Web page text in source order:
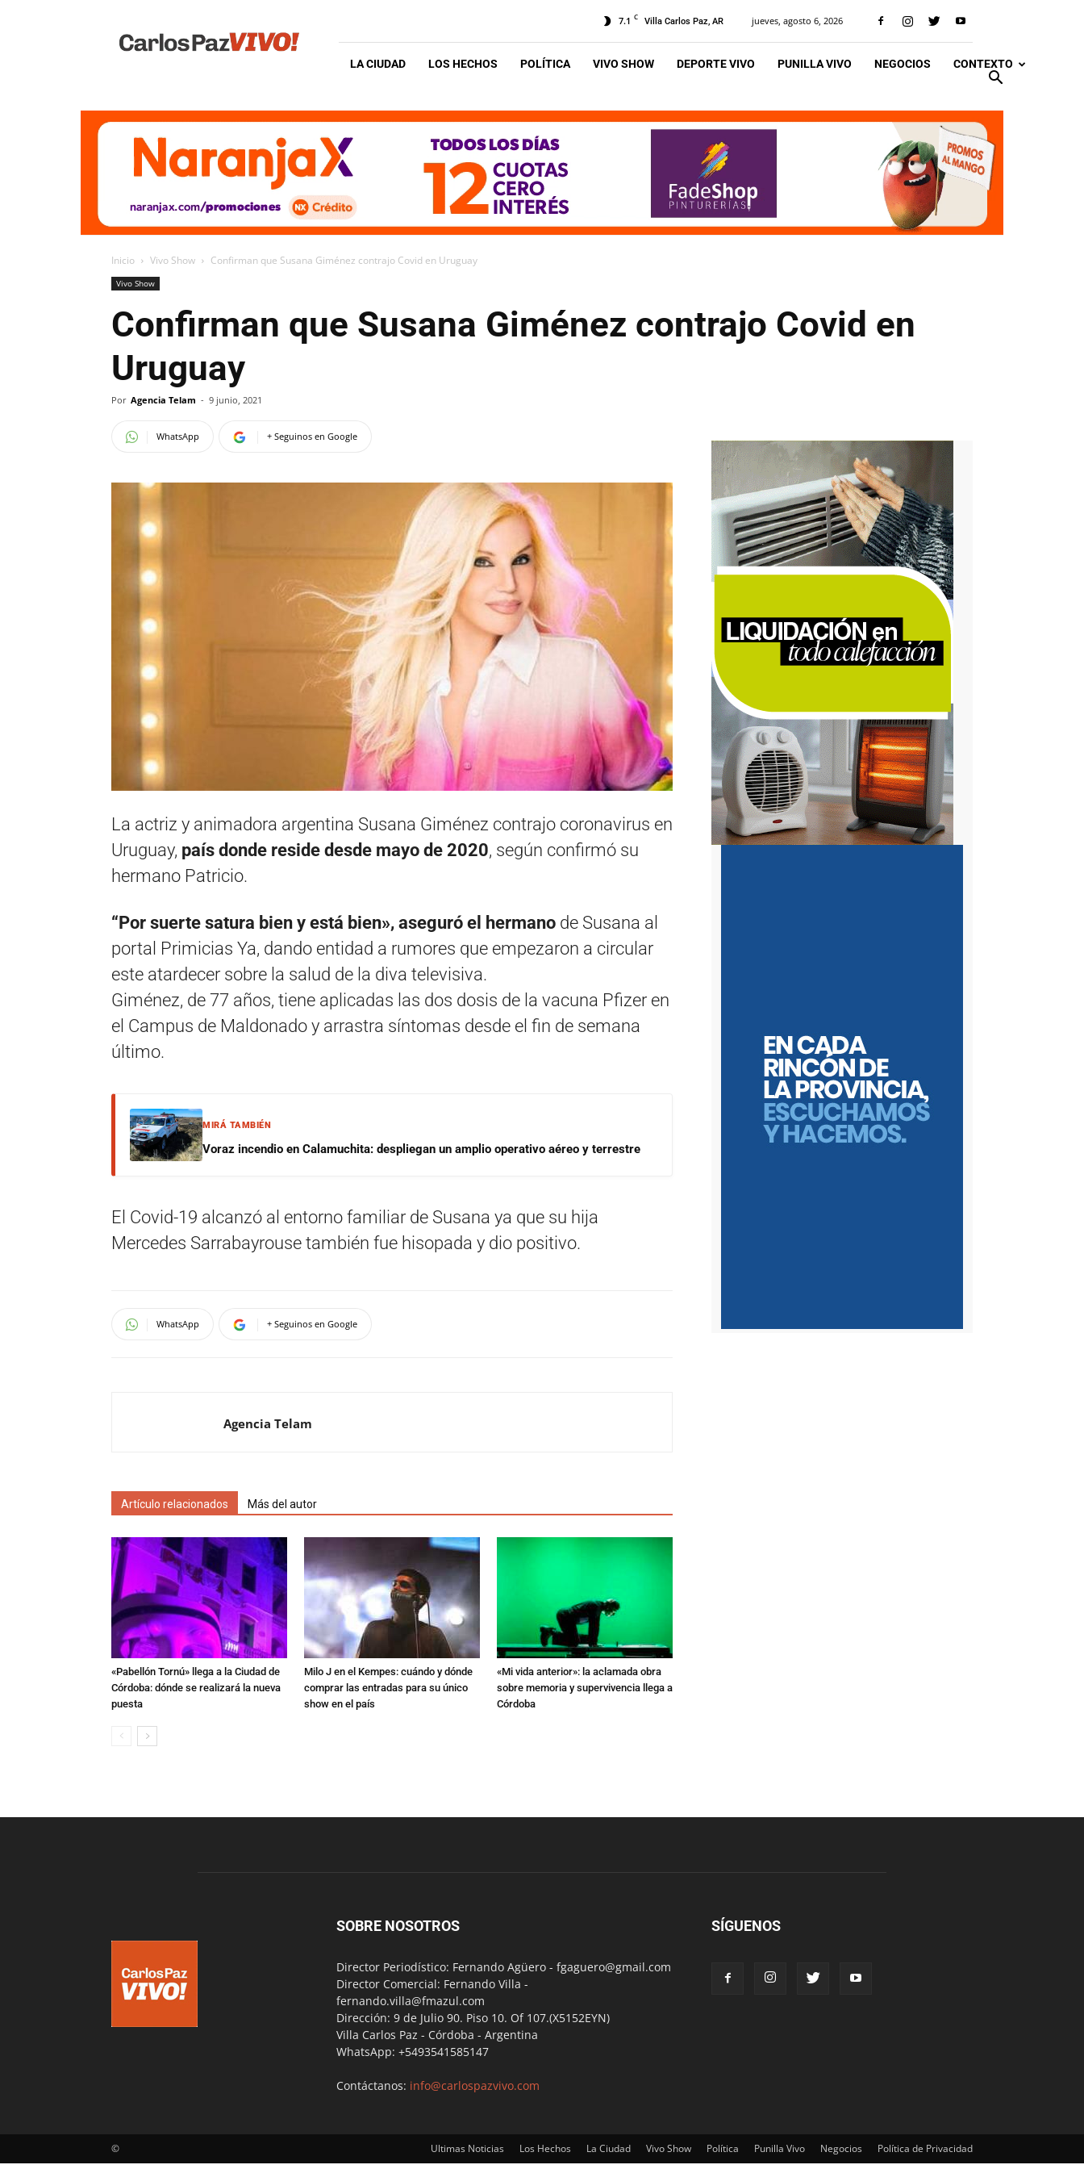
Vivo
7.1 C Villa Carlos Paz, AR jueves, agosto 6, 2026
LA CIUDAD LOS HECHOS POLÍTICA VIVO SHOW DEPORTE VIVO PUNILLA VIVO NEGOCIOS CONTEXTO
Inicio Vivo Show Confirman que Susana Giménez contrajo Covid en Uruguay
Vivo Show
Confirman que Susana Giménez contrajo Covid en
Uruguay
Por Agencia Telam - 9 junio, 2021
WhatsApp + Seguinos en Google
La actriz y animadora argentina Susana Giménez contrajo coronavirus en
Uruguay, país donde reside desde mayo de 2020, según confirmó su
hermano Patricio.
“Por suerte satura bien y está bien», aseguró el hermano de Susana al
portal Primicias Ya, dando entidad a rumores que empezaron a circular
este atardecer sobre la salud de la diva televisiva.
Giménez, de 77 años, tiene aplicadas las dos dosis de la vacuna Pfizer en
el Campus de Maldonado y arrastra síntomas desde el fin de semana
último.
MIRÁ TAMBIÉN
Voraz incendio en Calamuchita: despliegan un amplio operativo aéreo y terrestre
El Covid-19 alcanzó al entorno familiar de Susana ya que su hija
Mercedes Sarrabayrouse también fue hisopada y dio positivo.
WhatsApp + Seguinos en Google
Agencia Telam
Artículo relacionados Más del autor
«Pabellón Tornú» llega a la Ciudad de
Córdoba: dónde se realizará la nueva
puesta
Milo J en el Kempes: cuándo y dónde
comprar las entradas para su único
show en el país
«Mi vida anterior»: la aclamada obra
sobre memoria y supervivencia llega a
Córdoba
SOBRE NOSOTROS
Director Periodístico: Fernando Agüero - fgaguero@gmail.com
Director Comercial: Fernando Villa -
fernando.villa@fmazul.com
Dirección: 9 de Julio 90. Piso 10. Of 107.(X5152EYN)
Villa Carlos Paz - Córdoba - Argentina
WhatsApp: +5493541585147
Contáctanos: info@carlospazvivo.com
SÍGUENOS
Ultimas Noticias Los Hechos La Ciudad Vivo Show Política Punilla Vivo Negocios Política de Privacidad
©